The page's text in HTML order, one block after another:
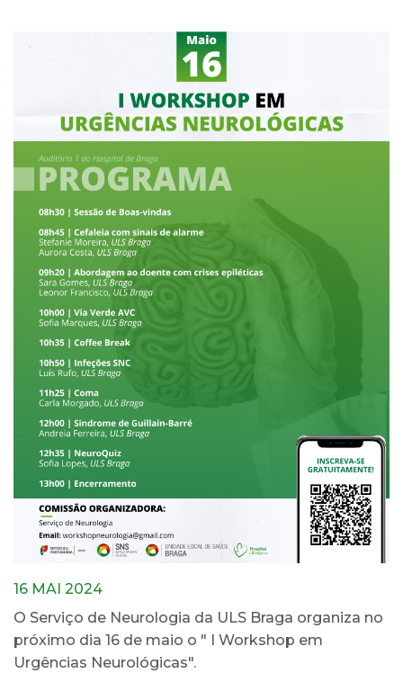
16 MAI 2024
O Serviço de Neurologia da ULS Braga organiza no
próximo dia 16 de maio o " I Workshop em
Urgências Neurológicas".